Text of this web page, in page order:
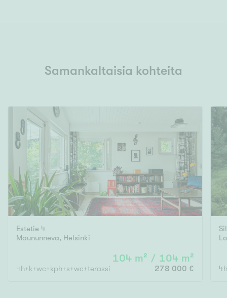
Samankaltaisia kohteita
Estetie 4
Maununneva, Helsinki
104 m² / 104 m²
4h+k+wc+kph+s+wc+terassi 278 000 €